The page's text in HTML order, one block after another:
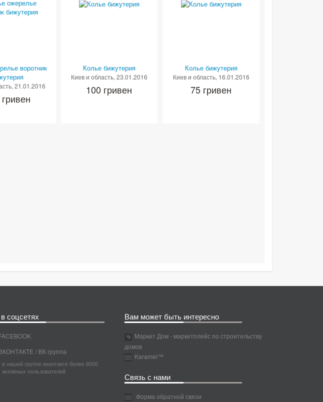
воротник
, 21.01.2016
Колье бижутерия
Киев и область, 23.01.2016
100 гривен
Колье бижутерия
Киев и область, 16.01.2016
75 гривен
соцсетях
/ ВК группа
в нашей группе вконтакте более 6000
активных пользователей
Вам может быть интересно
Маркет Дом - маркетплейс по строительству
домов
Karamel™
Связь с нами
Форма обратной связи